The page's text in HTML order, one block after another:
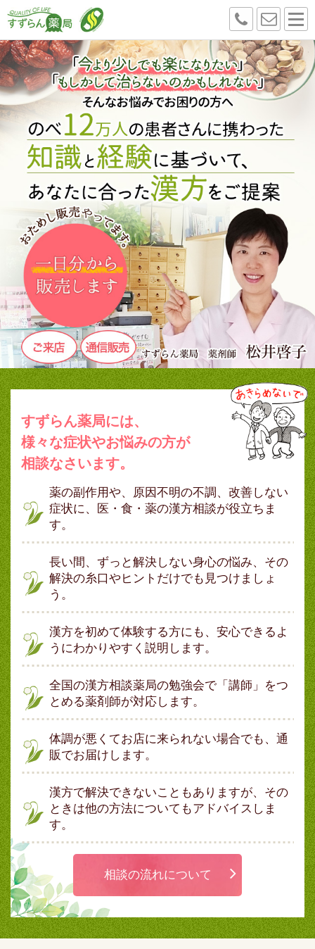
すずらん薬局には、
様々な症状やお悩みの方が
相談なさいます。
薬の副作用や、原因不明の不調、改善しない
症状に、医・食・薬の漢方相談が役立ちま
す。
長い間、ずっと解決しない身心の悩み、その
解決の糸口やヒントだけでも見つけましょ
う。
漢方を初めて体験する方にも、安心できるよ
うにわかりやすく説明します。
全国の漢方相談薬局の勉強会で「講師」をつ
とめる薬剤師が対応します。
体調が悪くてお店に来られない場合でも、通
販でお届けします。
漢方で解決できないこともありますが、その
ときは他の方法についてもアドバイスしま
す。
相談の流れについて